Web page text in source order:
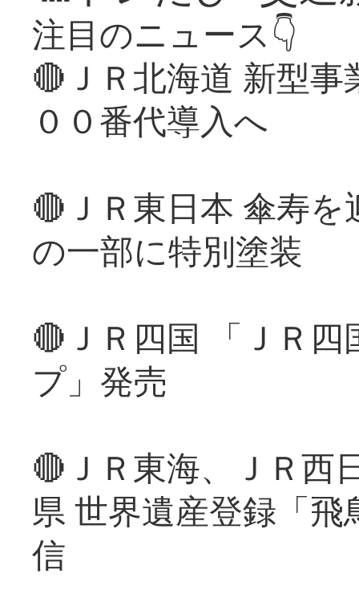
注目のニュース👇
🔴ＪＲ北海道 新型
００番代導入へ
🔴ＪＲ東日本 傘寿
の一部に特別塗装
🔴ＪＲ四国 「ＪＲ
プ」発売
🔴ＪＲ東海、ＪＲ西
県 世界遺産登録「
信